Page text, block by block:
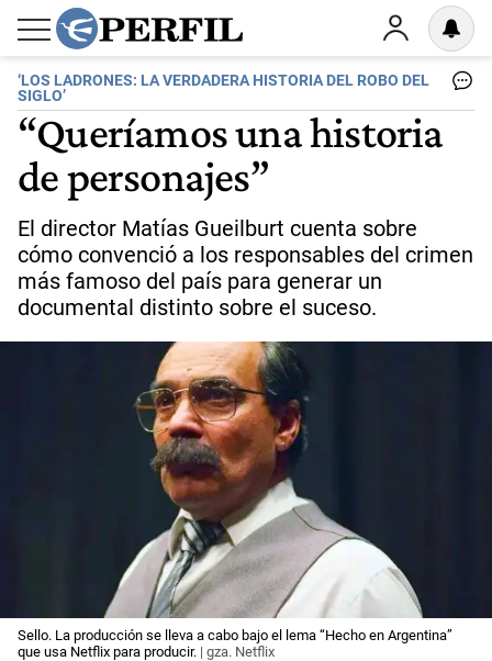
‘LOS LADRONES: LA VERDADERA HISTORIA DEL ROBO DEL
SIGLO’
“Queríamos una historia
de personajes”
El director Matías Gueilburt cuenta sobre
cómo convenció a los responsables del crimen
más famoso del país para generar un
documental distinto sobre el suceso.
Sello. La producción se lleva a cabo bajo el lema “Hecho en Argentina”
que usa Netflix para producir. | gza. Netflix